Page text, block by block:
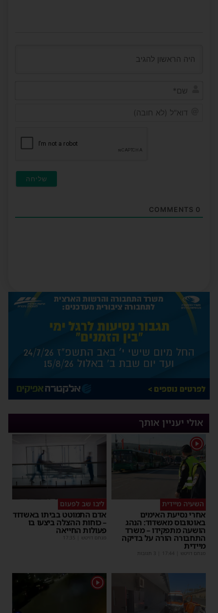
0
אולי יעניין אותך
1
השעיה מיידית
אחרי נסיעת האימים
באוטובוס מאשדוד: הנהג
הושעה מתפקידו – משרד
התחבורה הורה על בדיקה
מיידית
מנחם דויטש 17:44
ליבו שב לפעום
אדם התמוטט בביתו באשדוד
– כוחות ההצלה ביצעו בו
פעולות החייאה
מנחם דויטש 17:35
1